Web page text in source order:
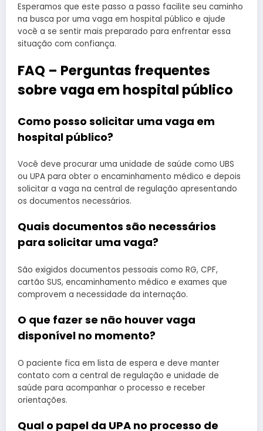
Esperamos que este passo a passo facilite seu caminho
na busca por uma vaga em hospital público e ajude
você a se sentir mais preparado para enfrentar essa
situação com confiança.
FAQ – Perguntas frequentes
sobre vaga em hospital público
Como posso solicitar uma vaga em
hospital público?
Você deve procurar uma unidade de saúde como UBS
ou UPA para obter o encaminhamento médico e depois
solicitar a vaga na central de regulação apresentando
os documentos necessários.
Quais documentos são necessários
para solicitar uma vaga?
São exigidos documentos pessoais como RG, CPF,
cartão SUS, encaminhamento médico e exames que
comprovem a necessidade da internação.
O que fazer se não houver vaga
disponível no momento?
O paciente fica em lista de espera e deve manter
contato com a central de regulação e unidade de
saúde para acompanhar o processo e receber
orientações.
Qual o papel da UPA no processo de